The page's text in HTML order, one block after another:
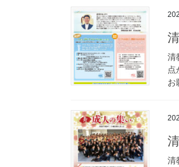
清
点
お
清